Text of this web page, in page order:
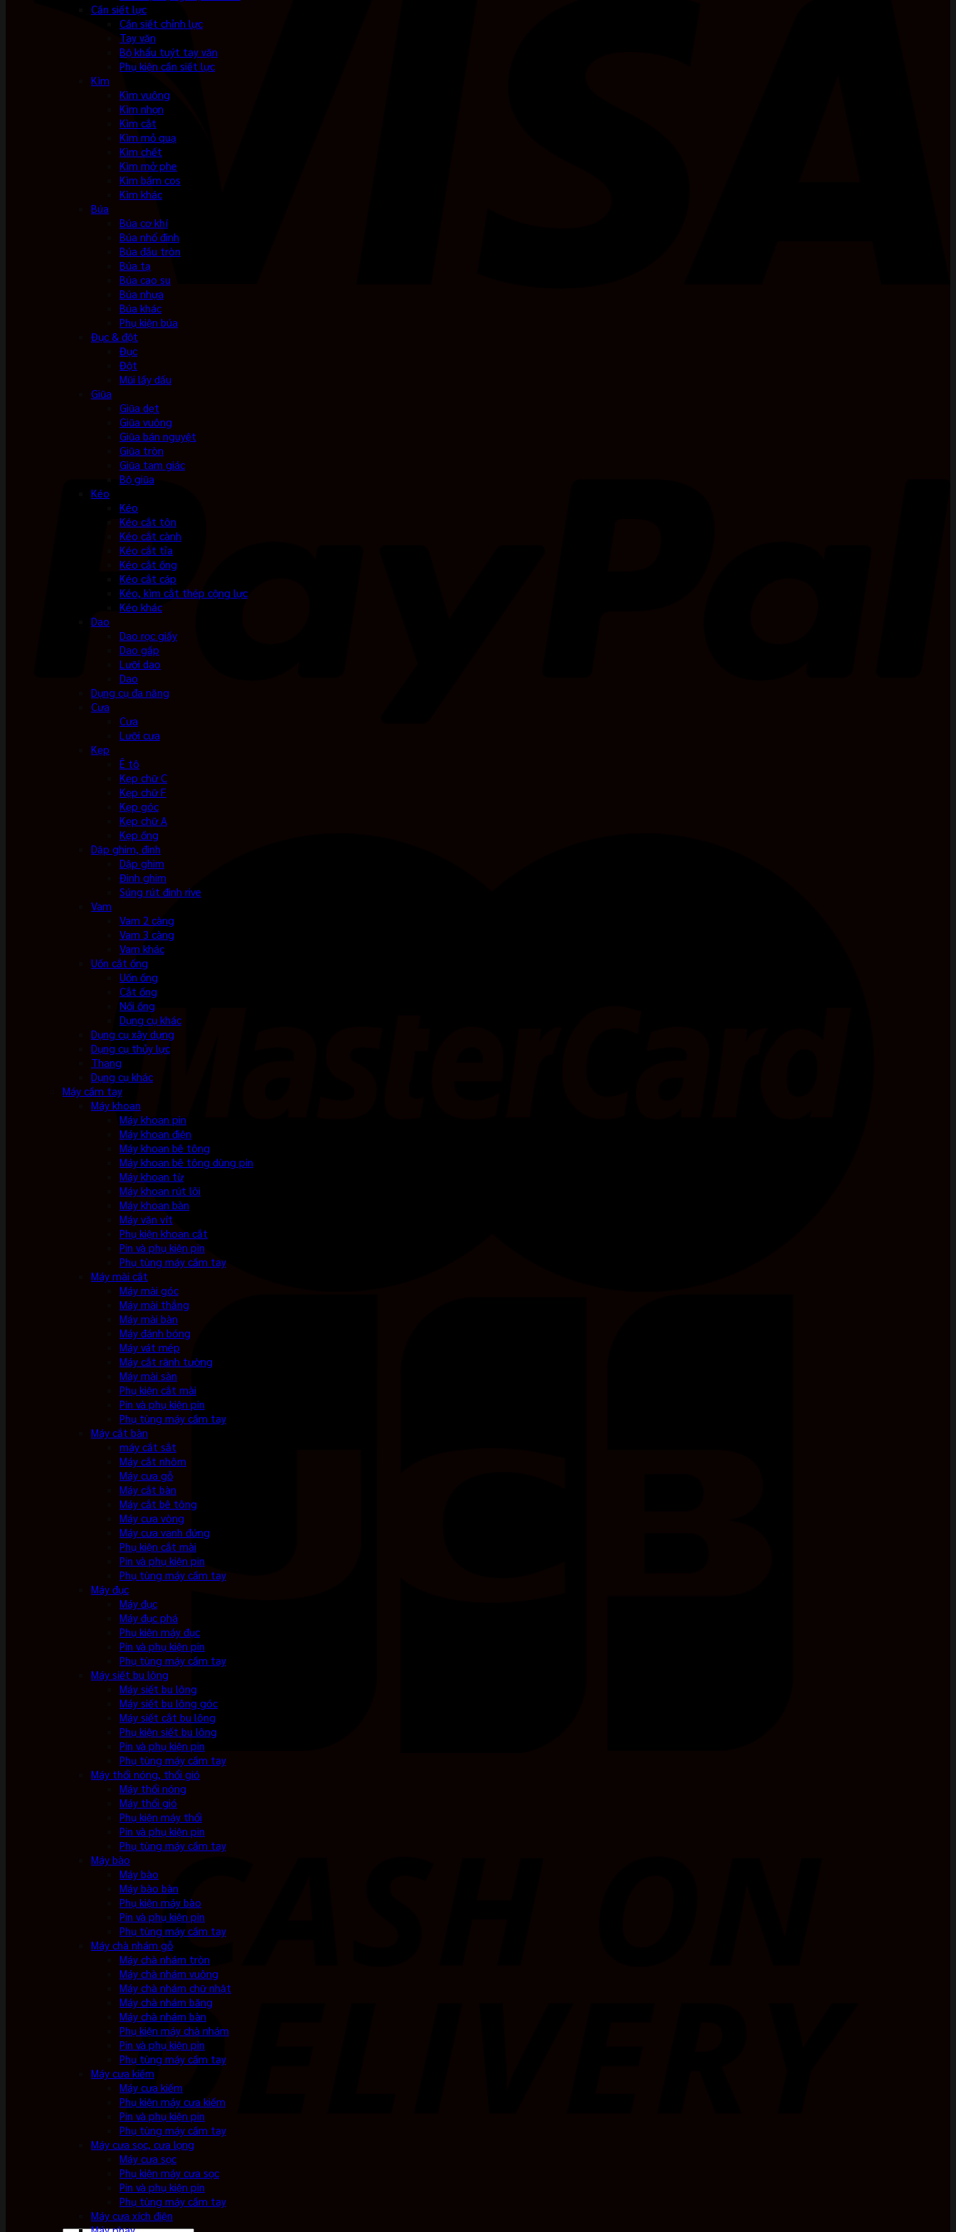
Cần siết lực
Cần siết chỉnh lực
Tay vặn
Bộ khẩu tuýt tay vặn
Phụ kiện cần siết lực
Kìm
Kìm vuông
Kìm nhọn
Kìm cắt
Kìm mỏ quạ
Kìm chết
Kìm mở phe
Kìm bấm cos
Kìm khác
Búa
Búa cơ khí
Búa nhổ đinh
Búa đầu tròn
Búa tạ
Búa cao su
Búa nhựa
Búa khác
Phụ kiện búa
Đục & đột
Đục
Đột
Mũi lấy dấu
Giũa
Giũa dẹt
Giũa vuông
Giũa bán nguyệt
Giũa tròn
Giũa tam giác
Bộ giũa
Kéo
Kéo
Kéo cắt tôn
Kéo cắt cành
Kéo cắt tỉa
Kéo cắt ống
Kéo cắt cáp
Kéo, kìm cắt thép cộng lực
Kéo khác
Dao
Dao rọc giấy
Dao gấp
Lưỡi dao
Dao
Dụng cụ đa năng
Cưa
Cưa
Lưỡi cưa
Kẹp
Ê tô
Kẹp chữ C
Kẹp chữ F
Kẹp góc
Kẹp chữ A
Kẹp ống
Dập ghim, đinh
Dập ghim
Đinh ghim
Súng rút đinh rive
Vam
Vam 2 càng
Vam 3 càng
Vam khác
Uốn cắt ống
Uốn ống
Cắt ống
Nối ống
Dụng cụ khác
Dụng cụ xây dựng
Dụng cụ thủy lực
Thang
Dụng cụ khác
Máy cầm tay
Máy khoan
Máy khoan pin
Máy khoan điện
Máy khoan bê tông
Máy khoan bê tông dùng pin
Máy khoan từ
Máy khoan rút lõi
Máy khoan bàn
Máy vặn vít
Phụ kiện khoan cắt
Pin và phụ kiện pin
Phụ tùng máy cầm tay
Máy mài cắt
Máy mài góc
Máy mài thẳng
Máy mài bàn
Máy đánh bóng
Máy vát mép
Máy cắt rãnh tường
Máy mài sàn
Phụ kiện cắt mài
Pin và phụ kiện pin
Phụ tùng máy cầm tay
Máy cắt bàn
máy cắt sắt
Máy cắt nhôm
Máy cưa gỗ
Máy cắt bàn
Máy cắt bê tông
Máy cưa vòng
Máy cưa vanh đứng
Phụ kiện cắt mài
Pin và phụ kiện pin
Phụ tùng máy cầm tay
Máy đục
Máy đục
Máy đục phá
Phụ kiện máy đục
Pin và phụ kiện pin
Phụ tùng máy cầm tay
Máy siết bu lông
Máy siết bu lông
Máy siết bu lông góc
Máy siết cắt bu lông
Phụ kiện siết bu lông
Pin và phụ kiện pin
Phụ tùng máy cầm tay
Máy thổi nóng, thổi gió
Máy thổi nóng
Máy thổi gió
Phụ kiện máy thổi
Pin và phụ kiện pin
Phụ tùng máy cầm tay
Máy bào
Máy bào
Máy bào bàn
Phụ kiện máy bào
Pin và phụ kiện pin
Phụ tùng máy cầm tay
Máy chà nhám gỗ
Máy chà nhám tròn
Máy chà nhám vuông
Máy chà nhám chữ nhật
Máy chà nhám băng
Máy chà nhám bàn
Phụ kiện máy chà nhám
Pin và phụ kiện pin
Phụ tùng máy cầm tay
Máy cưa kiếm
Máy cưa kiếm
Phụ kiện máy cưa kiếm
Pin và phụ kiện pin
Phụ tùng máy cầm tay
Máy cưa sọc, cưa lọng
Máy cưa sọc
Phụ kiện máy cưa sọc
Pin và phụ kiện pin
Phụ tùng máy cầm tay
Máy cưa xích điện